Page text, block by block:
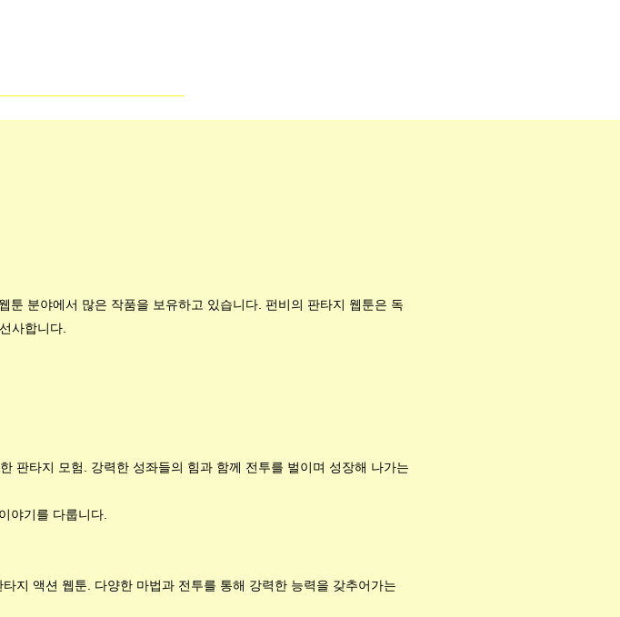
분야에서 많은 작품을 보유하고 있습니다. 펀비의 판타지 웹툰은 독
사합니다.
판타지 모험. 강력한 성좌들의 힘과 함께 전투를 벌이며 성장해 나가는
야기를 다룹니다.
지 액션 웹툰. 다양한 마법과 전투를 통해 강력한 능력을 갖추어가는